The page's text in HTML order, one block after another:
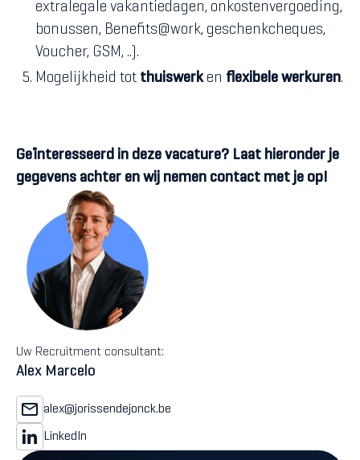
extralegale vakantiedagen, onkostenvergoeding,
bonussen, Benefits@work, geschenkcheques,
Voucher, GSM, ..).
Mogelijkheid tot thuiswerk en flexibele werkuren.
Geïnteresseerd in deze vacature? Laat hieronder je
gegevens achter en wij nemen contact met je op!
Uw Recruitment consultant:
Alex Marcelo
alex@jorissendejonck.be
LinkedIn